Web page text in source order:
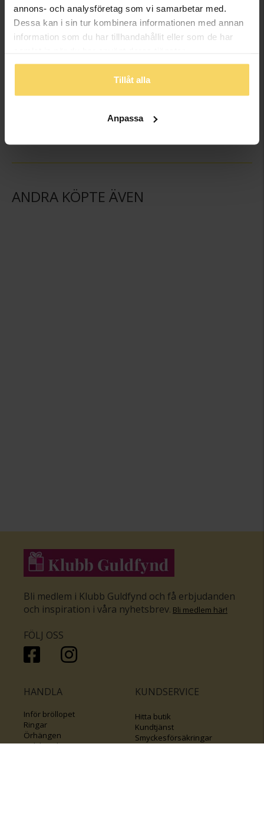
annons- och analysföretag som vi samarbetar med.
Dessa kan i sin tur kombinera informationen med annan
information som du har tillhandahållit eller som de har
Tillåt alla
Anpassa
ANDRA KÖPTE ÄVEN
Bli medlem i Klubb Guldfynd och få erbjudanden
och inspiration i våra nyhetsbrev. Bli medlem här!
FÖLJ OSS
HANDLA
Inför bröllopet
Ringar
Örhängen
Halsband
KUNDSERVICE
Hitta butik
Kundtjänst
Smyckesförsäkringar